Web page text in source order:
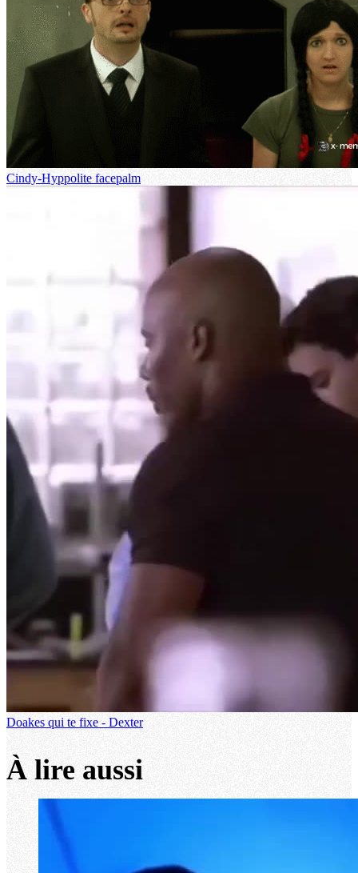
Cindy-Hyppolite facepalm
Doakes qui te fixe - Dexter
À lire aussi